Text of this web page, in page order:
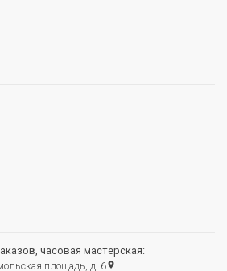
часовая мастерская:
площадь, д. 6place